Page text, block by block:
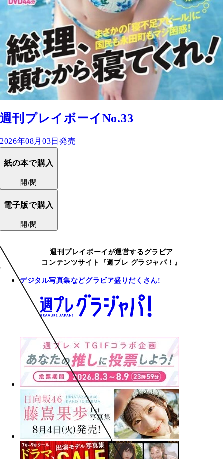
週刊プレイボーイNo.33
2026年08月03日発売
紙の本で購入
開/閉
電子版で購入
開/閉
週刊プレイボーイが運営するグラビア
コンテンツサイト『週プレ グラジャパ！』
デジタル写真集などグラビア盛りだくさん!